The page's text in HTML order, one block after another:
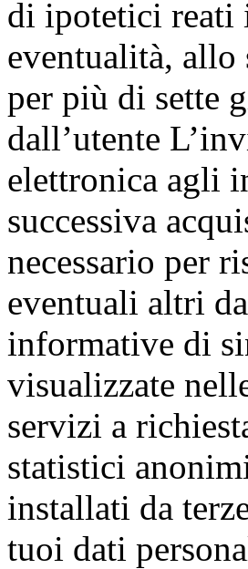
di ipotetici reati
eventualità,
per più di sette
dall’utente
elettronica agli
successiva
necessario per
eventuali altri
informative di
visualizzate
servizi a
statistici
installati da
tuoi dati